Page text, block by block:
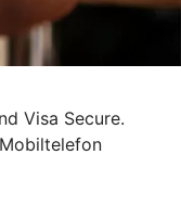
Visa Secure.